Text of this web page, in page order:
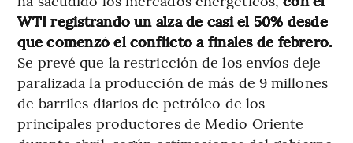
WTI registrando un alza de casi el 50% desde
que comenzó el conflicto a finales de febrero.
Se prevé que la restricción de los envíos deje
paralizada la producción de más de 9 millones
de barriles diarios de petróleo de los
principales productores de Medio Oriente